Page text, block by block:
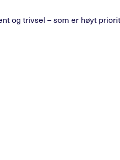
og trivsel – som er høyt